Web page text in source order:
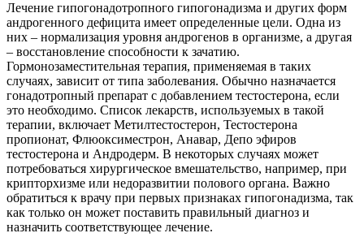
Лечение гипогонадотропного гипогонадизма и других форм
андрогенного дефицита имеет определенные цели. Одна из
них – нормализация уровня андрогенов в организме, а другая
– восстановление способности к зачатию.
Гормонозаместительная терапия, применяемая в таких
случаях, зависит от типа заболевания. Обычно назначается
гонадотропный препарат с добавлением тестостерона, если
это необходимо. Список лекарств, используемых в такой
терапии, включает Метилтестостерон, Тестостерона
пропионат, Флюоксиместрон, Анавар, Депо эфиров
тестостерона и Андродерм. В некоторых случаях может
потребоваться хирургическое вмешательство, например, при
крипторхизме или недоразвитии полового органа. Важно
обратиться к врачу при первых признаках гипогонадизма, так
как только он может поставить правильный диагноз и
назначить соответствующее лечение.